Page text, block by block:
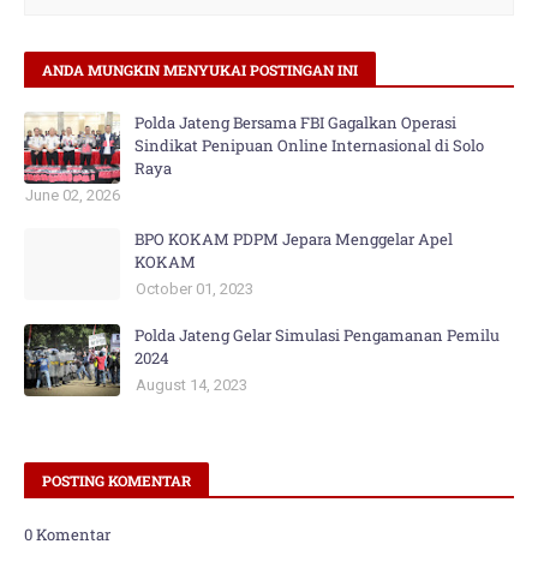
ANDA MUNGKIN MENYUKAI POSTINGAN INI
Polda Jateng Bersama FBI Gagalkan Operasi
Sindikat Penipuan Online Internasional di Solo
Raya
June 02, 2026
BPO KOKAM PDPM Jepara Menggelar Apel
KOKAM
October 01, 2023
Polda Jateng Gelar Simulasi Pengamanan Pemilu
2024
August 14, 2023
POSTING KOMENTAR
0 Komentar